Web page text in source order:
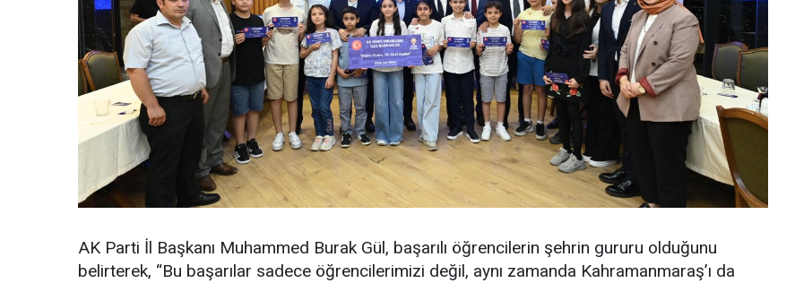
AK Parti İl Başkanı Muhammed Burak Gül, başarılı öğrencilerin şehrin gururu olduğunu
belirterek, “Bu başarılar sadece öğrencilerimizi değil, aynı zamanda Kahramanmaraş’ı da